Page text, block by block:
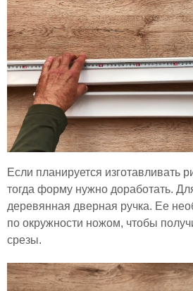
Если планируется изготавливать
тогда форму нужно доработать.
деревянная дверная ручка. Ее
по окружности ножом, чтобы
срезы.